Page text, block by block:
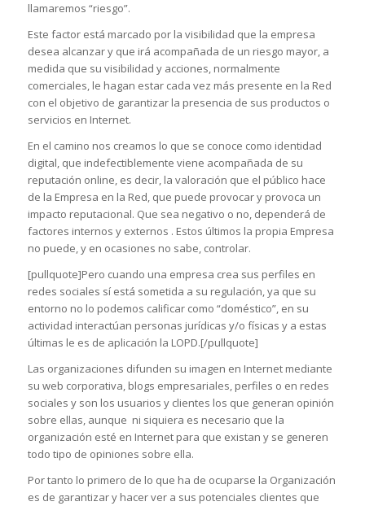
llamaremos “riesgo”.
Este factor está marcado por la visibilidad que la empresa
desea alcanzar y que irá acompañada de un riesgo mayor, a
medida que su visibilidad y acciones, normalmente
comerciales, le hagan estar cada vez más presente en la Red
con el objetivo de garantizar la presencia de sus productos o
servicios en Internet.
En el camino nos creamos lo que se conoce como identidad
digital, que indefectiblemente viene acompañada de su
reputación online, es decir, la valoración que el público hace
de la Empresa en la Red, que puede provocar y provoca un
impacto reputacional. Que sea negativo o no, dependerá de
factores internos y externos . Estos últimos la propia Empresa
no puede, y en ocasiones no sabe, controlar.
[pullquote]Pero cuando una empresa crea sus perfiles en
redes sociales sí está sometida a su regulación, ya que su
entorno no lo podemos calificar como “doméstico”, en su
actividad interactúan personas jurídicas y/o físicas y a estas
últimas le es de aplicación la LOPD.[/pullquote]
Las organizaciones difunden su imagen en Internet mediante
su web corporativa, blogs empresariales, perfiles o en redes
sociales y son los usuarios y clientes los que generan opinión
sobre ellas, aunque ni siquiera es necesario que la
organización esté en Internet para que existan y se generen
todo tipo de opiniones sobre ella.
Por tanto lo primero de lo que ha de ocuparse la Organización
es de garantizar y hacer ver a sus potenciales clientes que